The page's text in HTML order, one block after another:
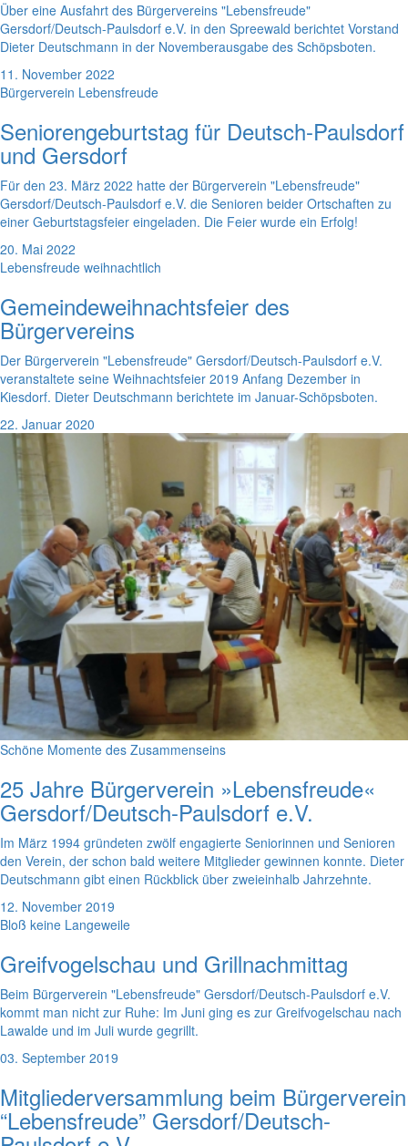
Über eine Ausfahrt des Bürgervereins "Lebensfreude"
Gersdorf/Deutsch-Paulsdorf e.V. in den Spreewald berichtet Vorstand
Dieter Deutschmann in der Novemberausgabe des Schöpsboten.
11. November 2022
Bürgerverein Lebensfreude
Seniorengeburtstag für Deutsch-Paulsdorf
und Gersdorf
Für den 23. März 2022 hatte der Bürgerverein "Lebensfreude"
Gersdorf/Deutsch-Paulsdorf e.V. die Senioren beider Ortschaften zu
einer Geburtstagsfeier eingeladen. Die Feier wurde ein Erfolg!
20. Mai 2022
Lebensfreude weihnachtlich
Gemeindeweihnachtsfeier des
Bürgervereins
Der Bürgerverein "Lebensfreude" Gersdorf/Deutsch-Paulsdorf e.V.
veranstaltete seine Weihnachtsfeier 2019 Anfang Dezember in
Kiesdorf. Dieter Deutschmann berichtete im Januar-Schöpsboten.
22. Januar 2020
Schöne Momente des Zusammenseins
25 Jahre Bürgerverein »Lebensfreude«
Gersdorf/Deutsch-Paulsdorf e.V.
Im März 1994 gründeten zwölf engagierte Seniorinnen und Senioren
den Verein, der schon bald weitere Mitglieder gewinnen konnte. Dieter
Deutschmann gibt einen Rückblick über zweieinhalb Jahrzehnte.
12. November 2019
Bloß keine Langeweile
Greifvogelschau und Grillnachmittag
Beim Bürgerverein "Lebensfreude" Gersdorf/Deutsch-Paulsdorf e.V.
kommt man nicht zur Ruhe: Im Juni ging es zur Greifvogelschau nach
Lawalde und im Juli wurde gegrillt.
03. September 2019
Mitgliederversammlung beim Bürgerverein
“Lebensfreude” Gersdorf/Deutsch-